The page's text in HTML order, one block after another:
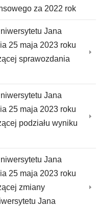
za 2022 rok
Jana
25 maja 2023 roku
sprawozdania
Jana
25 maja 2023 roku
podziału wyniku
Jana
25 maja 2023 roku
zmiany
Jana